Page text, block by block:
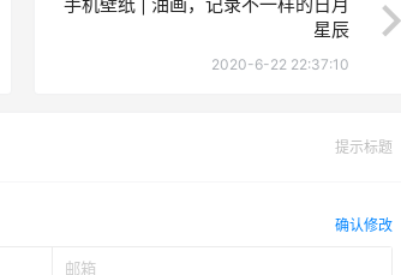
手机壁纸 | 油画，记录不一样的日月
星辰
2020-6-22 22:37:10
提示标题
确认修改